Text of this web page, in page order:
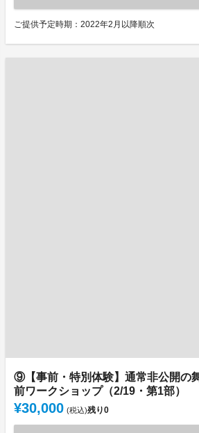
ご提供予定時期：2022年2月以降順次
⑨【事前・特別体験】通常非公開の
前ワークショップ（2/19・第1部）
¥30,000 (税込)残り0